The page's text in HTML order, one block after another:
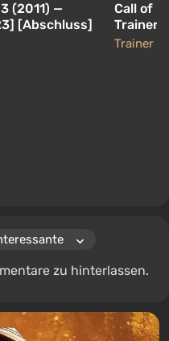
(2011) —
[Abschluss]
Call of
Trainer
Trainer
zu hinterlassen.